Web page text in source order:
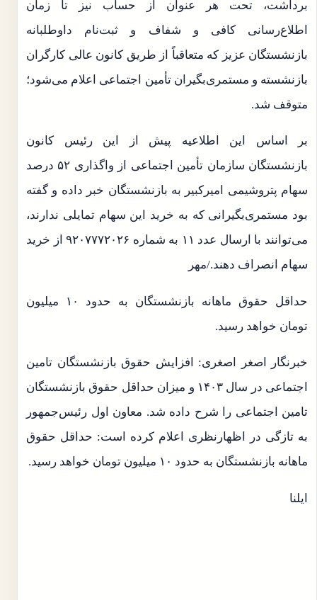
برداشت، تحت هر عنوان از حساب نیز تا زمان
اطلاع‌رسانی کافی و شفاف و ثبت‌نام داوطلبانه
بازنشستگان عزیز که متعاقباً از طریق کانون عالی کارگران
بازنشسته و مستمری‌بگیران تأمین اجتماعی اعلام می‌شود؛
متوقف شد.
بر اساس این اطلاعیه پیش از این رئیس کانون
بازنشستگان سازمان تأمین اجتماعی از واگذاری ۵۲ درصد
سهام پتروشیمی امیرکبیر به بازنشستگان خبر داده و گفته
بود مستمری‌بگیرانی که به خرید این سهام تمایلی ندارند،
می‌توانند با ارسال عدد ۱۱ به شماره ۹۲۰۷۷۷۲۰۲۶ از خرید
سهام انصراف دهند./مهر
حداقل حقوق ماهانه بازنشستگان به حدود ۱۰ میلیون
تومان خواهد رسید.
خبرنگار اصغر اصغری: افزایش حقوق بازنشستگان تامین
اجتماعی در سال ۱۴۰۳ و میزان حداقل حقوق بازنشستگان
تامین اجتماعی را شرح داده شد. معاون اول رئیس‌جمهور
به تازگی در اظهارنظری اعلام کرده است: حداقل حقوق
ماهانه بازنشستگان به حدود ۱۰ میلیون تومان خواهد رسید.
ایلنا